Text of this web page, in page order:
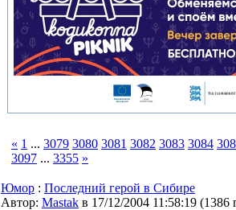
« 1 ... 3079 3080 3081 3082 3083 3084
3097 ... 3355 »
Юмор : Последний герой в Сибире
Автор: Мastak в 17/12/2004 11:58:19 (1386